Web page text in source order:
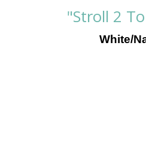
"Stroll 2
White/